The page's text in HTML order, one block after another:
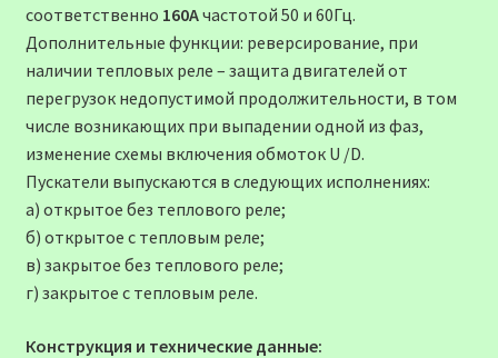
соответственно 160Ачастотой 50 и 60Гц.
Дополнительные функции: реверсирование, при
наличии тепловых реле – защита двигателей от
перегрузок недопустимой продолжительности, в том
числе возникающих при выпадении одной из фаз,
изменение схемы включения обмоток U /D.
Пускатели выпускаются в следующих исполнениях:
а) открытое без теплового реле;
б) открытое с тепловым реле;
в) закрытое без теплового реле;
г) закрытое с тепловым реле.
Конструкция и технические данные: